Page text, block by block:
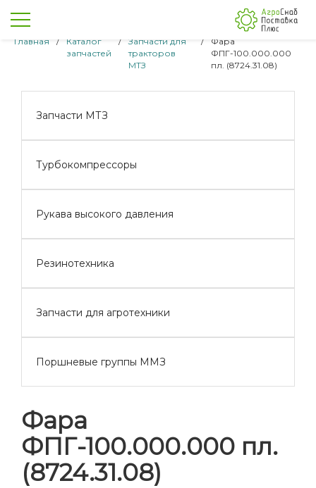
Главная /
Каталог
запчастей
/
Запчасти для
тракторов
МТЗ
/
Фара
ФПГ-100.000.000
пл. (8724.31.08)
Запчасти МТЗ
Турбокомпрессоры
Рукава высокого давления
Резинотехника
Запчасти для агротехники
Поршневые группы ММЗ
Фара
ФПГ-100.000.000 пл.
(8724.31.08)